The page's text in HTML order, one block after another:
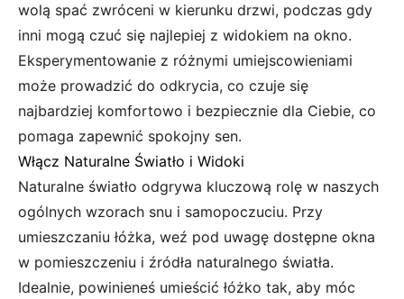
wolą spać zwróceni w kierunku drzwi, podczas gdy
inni mogą czuć się najlepiej z widokiem na okno.
Eksperymentowanie z różnymi umiejscowieniami
może prowadzić do odkrycia, co czuje się
najbardziej komfortowo i bezpiecznie dla Ciebie, co
pomaga zapewnić spokojny sen.
Włącz Naturalne Światło i Widoki
Naturalne światło odgrywa kluczową rolę w naszych
ogólnych wzorach snu i samopoczuciu. Przy
umieszczaniu łóżka, weź pod uwagę dostępne okna
w pomieszczeniu i źródła naturalnego światła.
Idealnie, powinieneś umieścić łóżko tak, aby móc